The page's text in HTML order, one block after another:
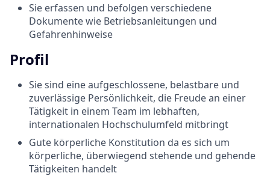
Sie erfassen und befolgen verschiedene
Dokumente wie Betriebsanleitungen und
Gefahrenhinweise
Profil
Sie sind eine aufgeschlossene, belastbare und
zuverlässige Persönlichkeit, die Freude an einer
Tätigkeit in einem Team im lebhaften,
internationalen Hochschulumfeld mitbringt
Gute körperliche Konstitution da es sich um
körperliche, überwiegend stehende und gehende
Tätigkeiten handelt